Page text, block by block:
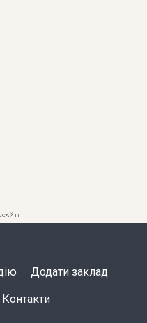
Додати заклад
Контакти